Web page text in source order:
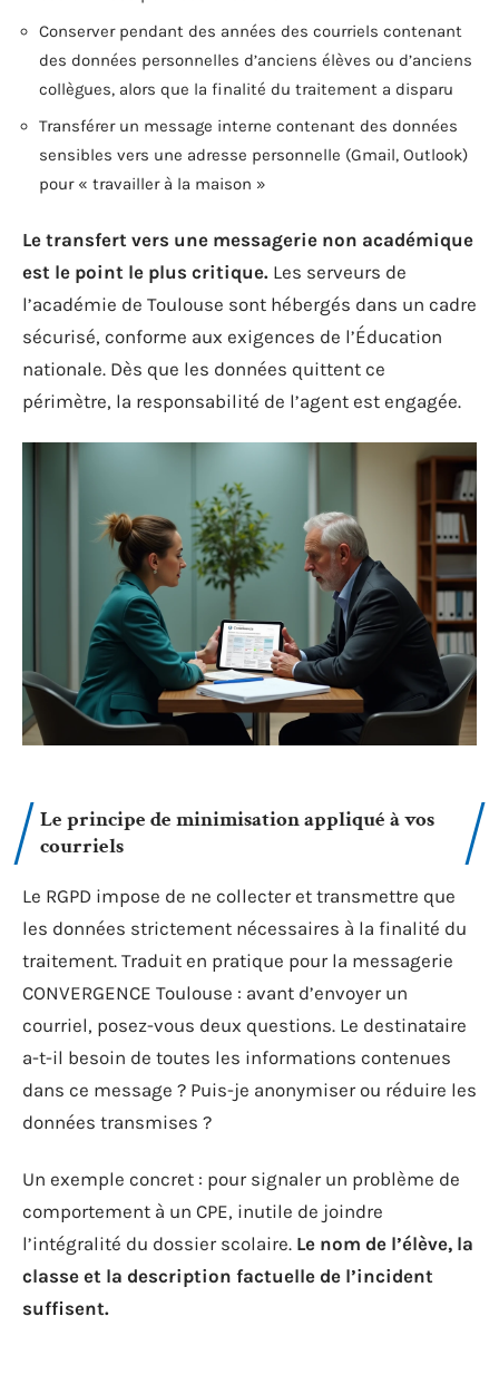
Conserver pendant des années des courriels contenant
des données personnelles d’anciens élèves ou d’anciens
collègues, alors que la finalité du traitement a disparu
Transférer un message interne contenant des données
sensibles vers une adresse personnelle (Gmail, Outlook)
pour « travailler à la maison »
Le transfert vers une messagerie non académique
est le point le plus critique. Les serveurs de
l’académie de Toulouse sont hébergés dans un cadre
sécurisé, conforme aux exigences de l’Éducation
nationale. Dès que les données quittent ce
périmètre, la responsabilité de l’agent est engagée.
Le principe de minimisation appliqué à vos
courriels
Le RGPD impose de ne collecter et transmettre que
les données strictement nécessaires à la finalité du
traitement. Traduit en pratique pour la messagerie
CONVERGENCE Toulouse : avant d’envoyer un
courriel, posez-vous deux questions. Le destinataire
a-t-il besoin de toutes les informations contenues
dans ce message ? Puis-je anonymiser ou réduire les
données transmises ?
Un exemple concret : pour signaler un problème de
comportement à un CPE, inutile de joindre
l’intégralité du dossier scolaire. Le nom de l’élève, la
classe et la description factuelle de l’incident
suffisent.